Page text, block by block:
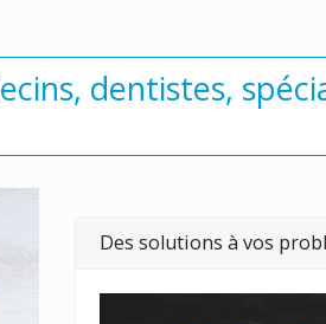
dentistes,
Des solutions à vos